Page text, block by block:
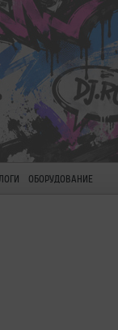
ОБОРУДОВАНИЕ